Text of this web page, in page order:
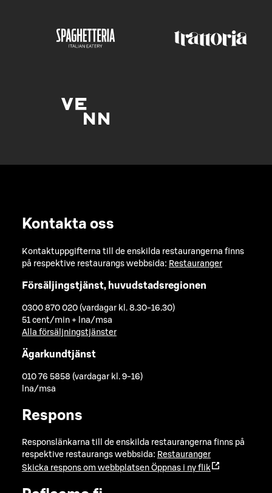
Kontakta oss
Kontaktuppgifterna till de enskilda restaurangerna finns
på respektive restaurangs webbsida: Restauranger
Försäljingstjänst, huvudstadsregionen
0300 870 020 (vardagar kl. 8.30-16.30)
51 cent/min + lna/msa
Alla försäljningstjänster
Ägarkundtjänst
010 76 5858 (vardagar kl. 9-16)
lna/msa
Respons
Responslänkarna till de enskilda restaurangerna finns på
respektive restaurangs webbsida: Restauranger
Skicka respons om webbplatsen Öppnas i ny flik